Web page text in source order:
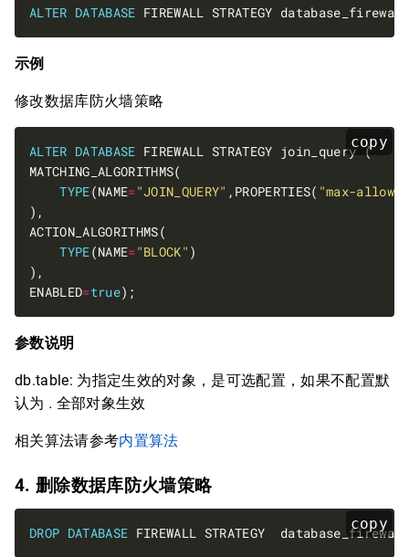
ALTER DATABASE FIREWALL STRATEGY
示例
修改数据库防火墙策略
copy
ALTER DATABASE
FIREWALL STRATEGY join_query (
TYPE(NAME="JOIN_QUERY" ,PROPERTIES( "max-
TYPE(NAME="BLOCK"
ENABLED=true
参数说明
db.table: 为指定生效的对象，是可选配置，如果不配置默
认为 . 全部对象生效
相关算法请参考内置算法
4. 删除数据库防火墙策略
copy
DROP DATABASE